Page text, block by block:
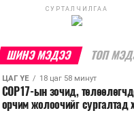
СУРТАЛЧИЛГАА
ШИНЭ МЭДЭЭ ТОП
ЦАГ ҮЕ 18 цаг 58 минут
COP17-ын зочид,
орчим жолоочийг сургалтад